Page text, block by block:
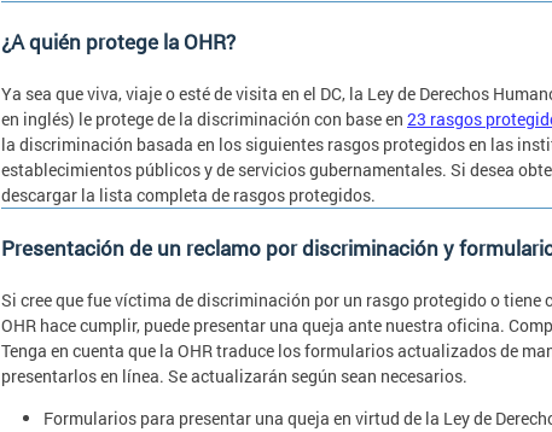
¿A quién protege la OHR?
Ya sea que viva, viaje o esté de visita en el DC, la Ley de Derechos
en inglés) le protege de la discriminación con base en 23 rasgos
la discriminación basada en los siguientes rasgos protegidos en las
establecimientos públicos y de servicios gubernamentales. Si desea
descargar la lista completa de rasgos protegidos.
Presentación de un reclamo por discriminación y
Si cree que fue víctima de discriminación por un rasgo protegido o tiene
OHR hace cumplir, puede presentar una queja ante nuestra oficina.
Tenga en cuenta que la OHR traduce los formularios actualizados de
presentarlos en línea. Se actualizarán según sean necesarios.
Formularios para presentar una queja en virtud de la Ley de